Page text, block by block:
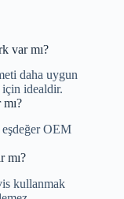
var mı?
daha uygun
için idealdir.
OEM
mı?
kullanmak